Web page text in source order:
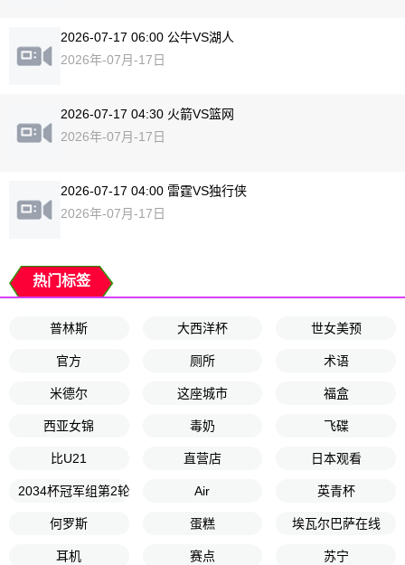
2026-07-17 06:00 公牛VS湖人
2026年-07月-17日
2026-07-17 04:30 火箭VS篮网
2026年-07月-17日
2026-07-17 04:00 雷霆VS独行侠
2026年-07月-17日
热门标签
普林斯 大西洋杯 世女美预
官方 厕所 术语
米德尔 这座城市 福盒
西亚女锦 毒奶 飞碟
比U21 直营店 日本观看
2034杯冠军组第2轮 Air 英青杯
何罗斯 蛋糕 埃瓦尔巴萨在线
耳机 赛点 苏宁